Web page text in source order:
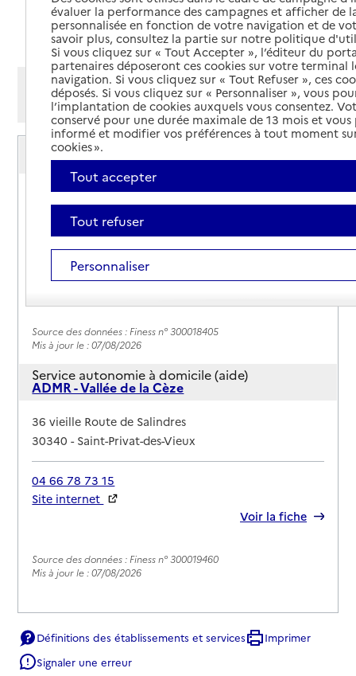
Ajouter cette recherche aux favoris
Afficher les résultats par:
Mode liste
Mode carte
Service autonomie à domicile (aide)
ADMR - La ruche
Adresse
36 vieille Route de Salindres
30340-Saint-Privat-des-Vieux
04 66 78 73 15
Site internet
Source des données : Finess n° 300018405
Mis à jour le : 07/08/2026
Service autonomie à domicile (aide)
ADMR - Vallée de la Cèze
Adresse
36 vieille Route de Salindres
30340-Saint-Privat-des-Vieux
04 66 78 73 15
Site internet
Voir la fiche
Source des données : Finess n° 300019460
Mis à jour le : 07/08/2026
Définitions des établissements et services
Imprimer
Signaler une erreur
évaluer la performance des campagnes et afficher de
personnalisée en fonction de votre navigation et de
savoir plus, consultez la partie sur notre politique
Si vous cliquez sur « Tout Accepter », l’éditeur du
partenaires déposeront ces cookies sur votre terminal
navigation. Si vous cliquez sur « Tout Refuser », ces
déposés. Si vous cliquez sur « Personnaliser », vous
l’implantation de cookies auxquels vous consentez.
conservé pour une durée maximale de 13 mois et
informé et modifier vos préférences à tout moment
cookies ».
Tout accepter
Tout refuser
Personnaliser